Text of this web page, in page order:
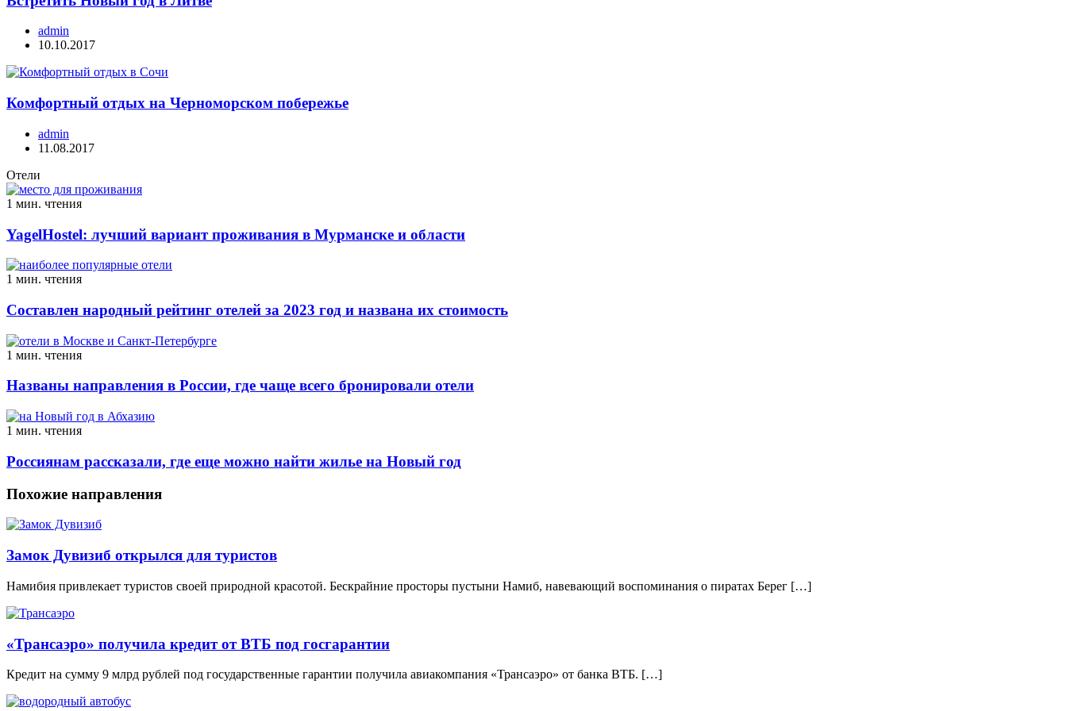
admin
10.10.2017
Комфортный отдых на Черноморском побережье
admin
11.08.2017
Отели
1 мин. чтения
YagelHostel: лучший вариант проживания в Мурманске и области
1 мин. чтения
Составлен народный рейтинг отелей за 2023 год и названа их стоимость
1 мин. чтения
Названы направления в России, где чаще всего бронировали отели
1 мин. чтения
Россиянам рассказали, где еще можно найти жилье на Новый год
Похожие направления
Замок Дувизиб открылся для туристов
Намибия привлекает туристов своей природной красотой. Бескрайние просторы пустыни Намиб, навевающий воспоминания о пиратах Берег […]
«Трансаэро» получила кредит от ВТБ под госгарантии
Кредит на сумму 9 млрд рублей под государственные гарантии получила авиакомпания «Трансаэро» от банка ВТБ. […]